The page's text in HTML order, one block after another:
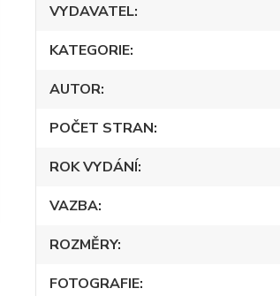
VYDAVATEL
KATEGORIE
AUTOR
POČET STRAN
ROK VYDÁNÍ
VAZBA
ROZMĚRY
FOTOGRAFIE